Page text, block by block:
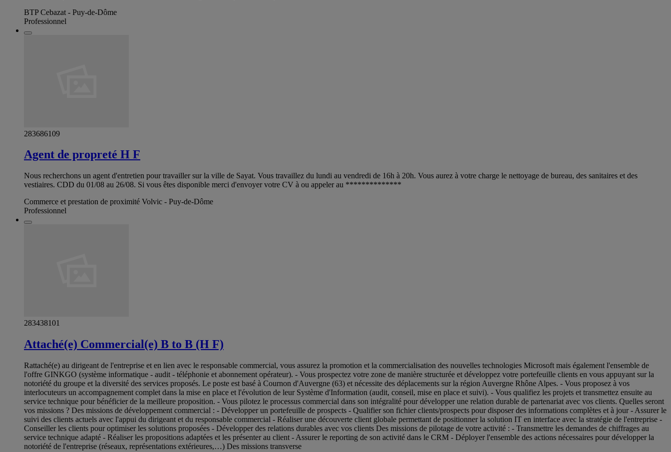
BTP Cebazat - Puy-de-Dôme
Professionnel
283686109
Agent de propreté H F
Nous recherchons un agent d'entretien pour travailler sur la ville de Sayat. Vous travaillez du lundi au vendredi de 16h à 20h. Vous aurez à votre charge le nettoyage de bureau, des sanitaires et des
vestiaires. CDD du 01/08 au 26/08. Si vous êtes disponible merci d'envoyer votre CV à ou appeler au **************
Commerce et prestation de proximité Volvic - Puy-de-Dôme
Professionnel
283438101
Attaché(e) Commercial(e) B to B (H F)
Rattaché(e) au dirigeant de l'entreprise et en lien avec le responsable commercial, vous assurez la promotion et la commercialisation des nouvelles technologies Microsoft mais également l'ensemble de
l'offre GINKGO (système informatique - audit - téléphonie et abonnement opérateur). - Vous prospectez votre zone de manière structurée et développez votre portefeuille clients en vous appuyant sur la
notoriété du groupe et la diversité des services proposés. Le poste est basé à Cournon d'Auvergne (63) et nécessite des déplacements sur la région Auvergne Rhône Alpes. - Vous proposez à vos
interlocuteurs un accompagnement complet dans la mise en place et l'évolution de leur Système d'Information (audit, conseil, mise en place et suivi). - Vous qualifiez les projets et transmettez ensuite au
service technique pour bénéficier de la meilleure proposition. - Vous pilotez le processus commercial dans son intégralité pour développer une relation durable de partenariat avec vos clients. Quelles seront
vos missions ? Des missions de développement commercial : - Développer un portefeuille de prospects - Qualifier son fichier clients/prospects pour disposer des informations complètes et à jour - Assurer le
suivi des clients actuels avec l'appui du dirigeant et du responsable commercial - Réaliser une découverte client globale permettant de positionner la solution IT en interface avec la stratégie de l'entreprise -
Conseiller les clients pour optimiser les solutions proposées - Développer des relations durables avec vos clients Des missions de pilotage de votre activité : - Transmettre les demandes de chiffrages au
service technique adapté - Réaliser les propositions adaptées et les présenter au client - Assurer le reporting de son activité dans le CRM - Déployer l'ensemble des actions nécessaires pour développer la
notoriété de l'entreprise (réseaux, représentations extérieures,…) Des missions transverse